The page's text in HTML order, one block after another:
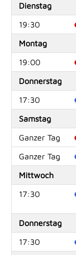
Dienstag
19:30
Montag
19:00
Donnerstag
17:30
Samstag
Ganzer Tag
Ganzer Tag
Mittwoch
17:30
Donnerstag
17:30